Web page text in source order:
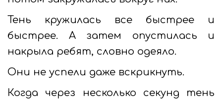
Тень кружилась все быстрее и
быстрее. А затем опустилась и
накрыла ребят, словно одеяло.
Они не успели даже вскрикнуть.
Когда через несколько секунд тень